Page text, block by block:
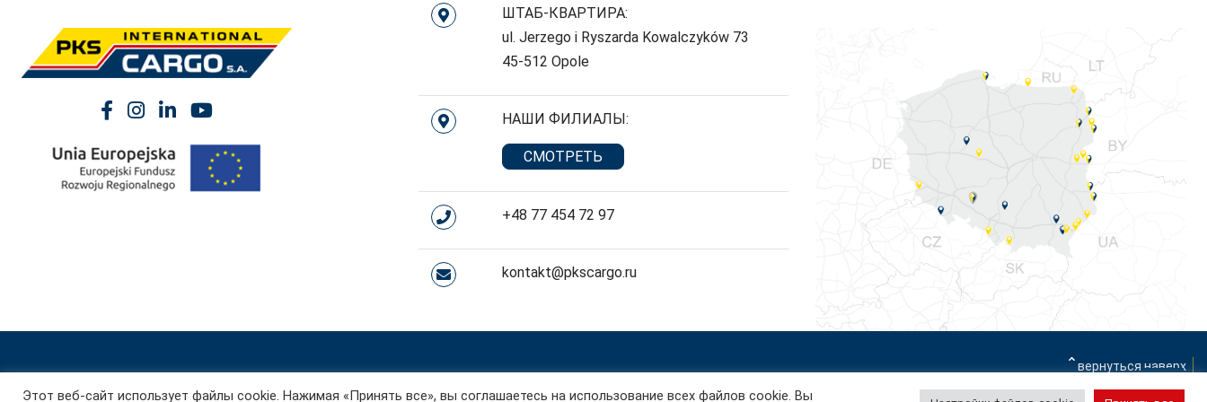
ШТАБ-КВАРТИРА:
ul. Jerzego i Ryszarda Kowalczyków 73
45-512 Opole
НАШИ ФИЛИАЛЫ:
СМОТРЕТЬ
+48 77 454 72 97
kontakt@pkscargo.ru
вернуться наверх
Этот веб-сайт использует файлы cookie. Нажимая «Принять все», вы соглашаетесь на использование всех файлов cookie. Вы